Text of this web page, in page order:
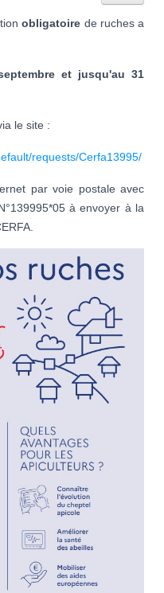
obligatoire de ruches a
et jusqu'au 31
le site :
requests/Cerfa13995/
par voie postale avec
à envoyer à la